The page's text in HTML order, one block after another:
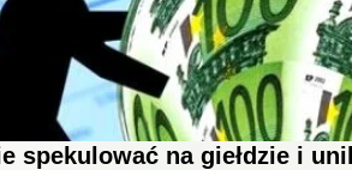
spekulować na giełdzie i